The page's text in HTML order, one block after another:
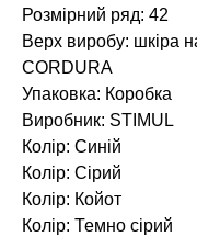
Розмірний ряд: 42
Верх виробу: шкіра
CORDURA
Упаковка: Коробка
Виробник: STIMUL
Колір: Синій
Колір: Сірий
Колір: Койот
Колір: Темно сірий